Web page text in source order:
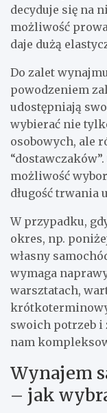
decyduje się na
możliwość
daje dużą
Do zalet
powodzeniem
udostępniają
wybierać nie
osobowych, ale
możliwość
długość trwania
W przypadku,
okres, np.
własny
wymaga
warsztatach,
swoich potrzeb i
nam
Wynajem
– jak